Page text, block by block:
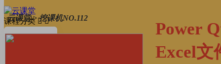
课程分类
考研·升学
云课堂 > 挖课机NO.112
Power
Excel文